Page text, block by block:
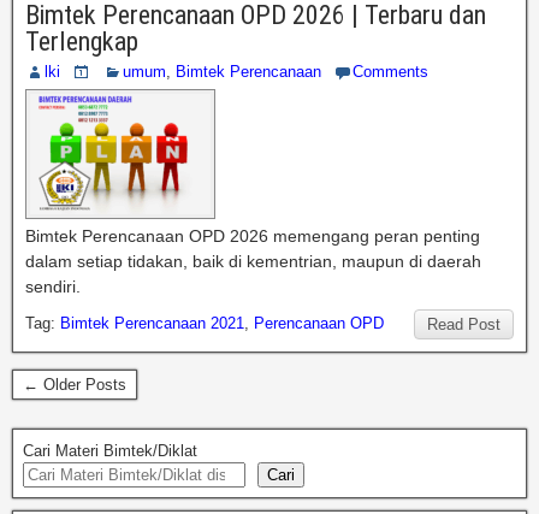
Bimtek Perencanaan OPD 2026 | Terbaru dan
Terlengkap
lki umum, Bimtek Perencanaan Comments
Bimtek Perencanaan OPD 2026 memengang peran penting
dalam setiap tidakan, baik di kementrian, maupun di daerah
sendiri.
Read Post
Tag: Bimtek Perencanaan 2021, Perencanaan OPD
← Older Posts
Cari Materi Bimtek/Diklat
Cari